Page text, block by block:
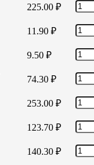
225.00 ₽
11.90 ₽
9.50 ₽
74.30 ₽
253.00 ₽
123.70 ₽
140.30 ₽